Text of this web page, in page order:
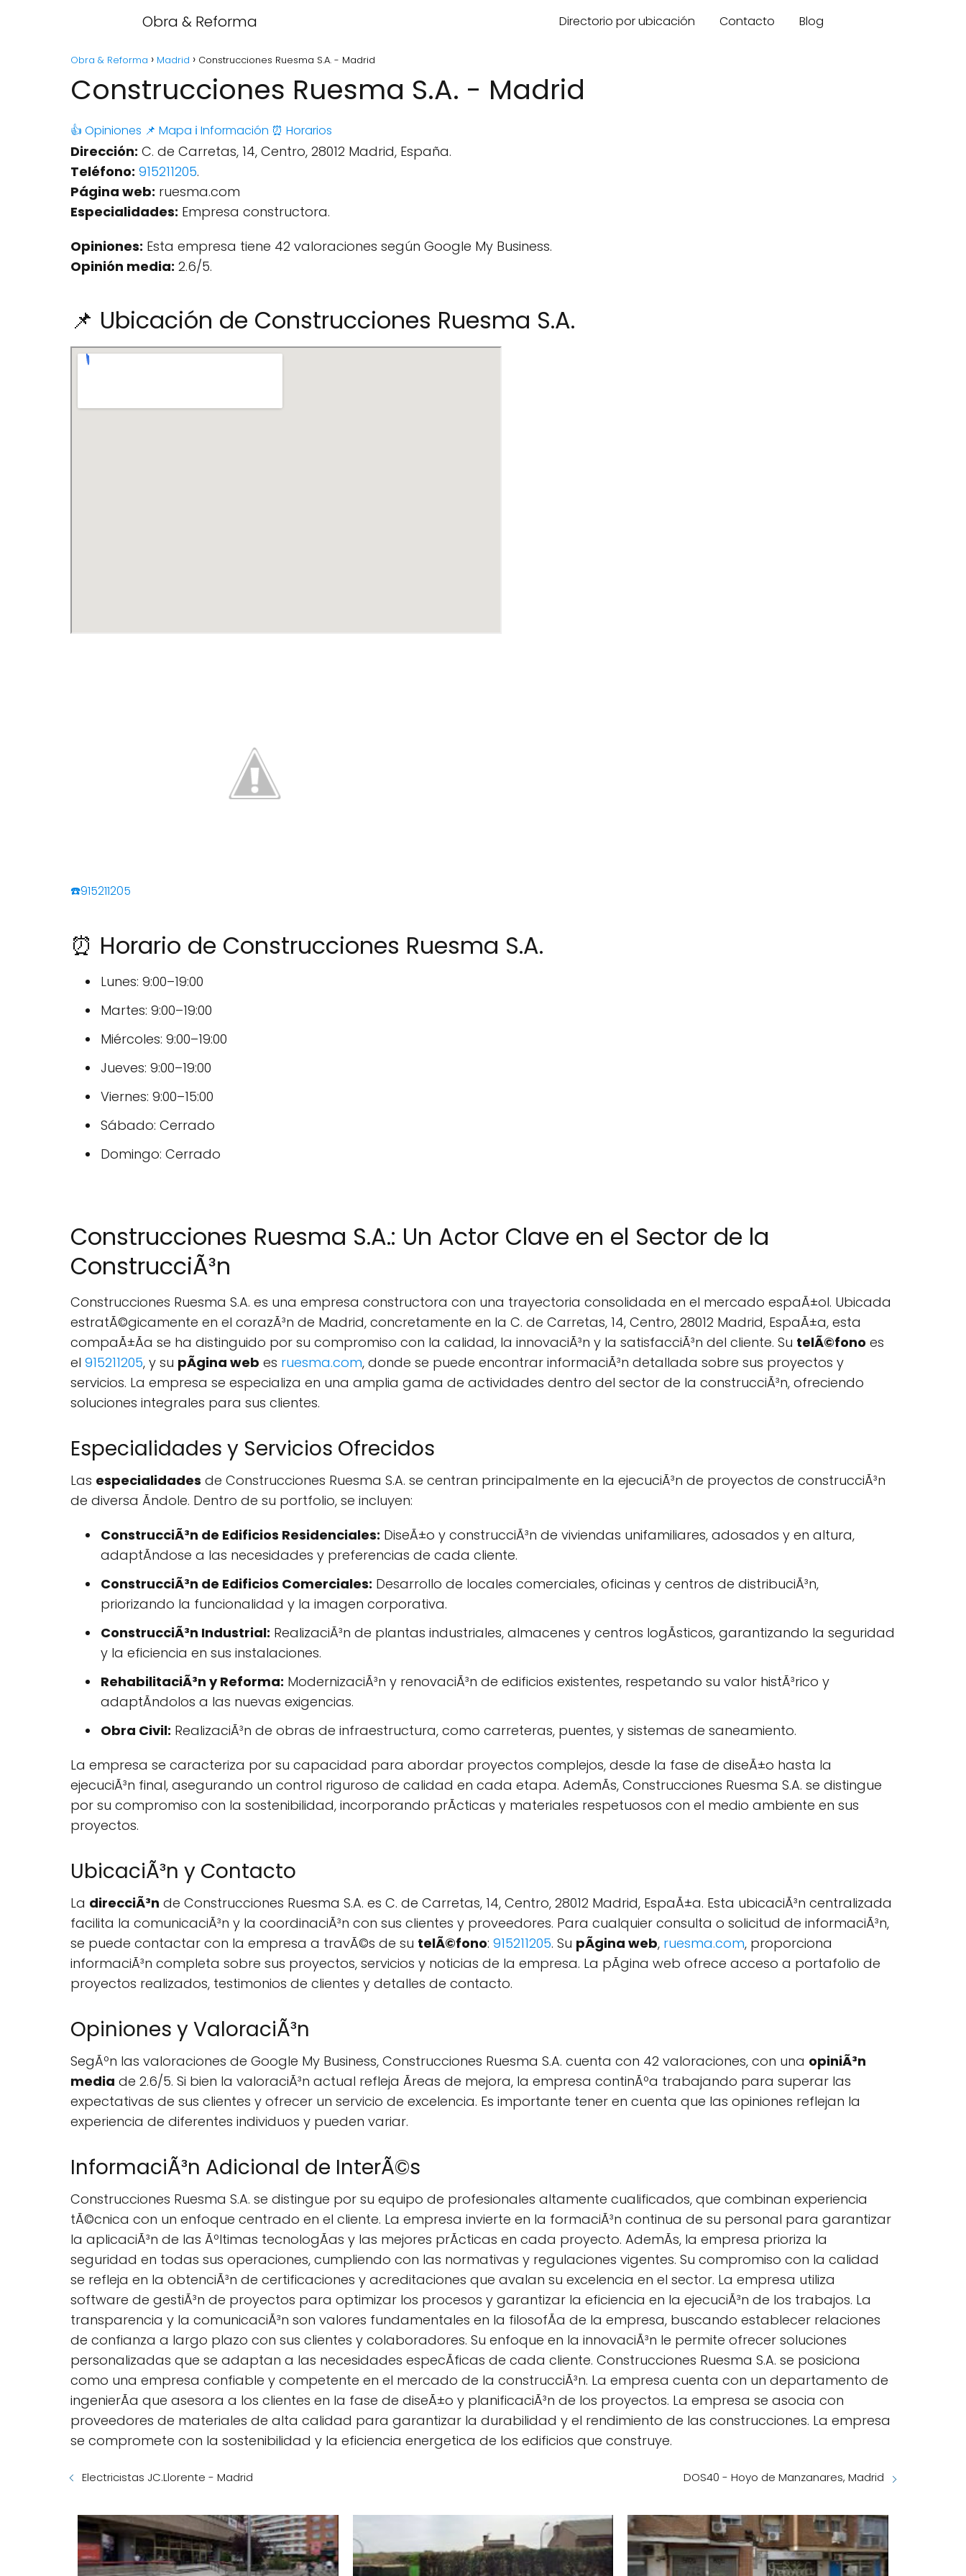
Obra & Reforma Directorio por ubicación Contacto Blog
Obra & Reforma Madrid Construcciones Ruesma S.A. - Madrid
Construcciones Ruesma S.A. - Madrid
👍 Opiniones 📌 Mapa ℹ️ Información ⏰ Horarios
Dirección: C. de Carretas, 14, Centro, 28012 Madrid, España.
Teléfono: 915211205.
Página web: ruesma.com
Especialidades: Empresa constructora.
Opiniones: Esta empresa tiene 42 valoraciones según Google My Business.
Opinión media: 2.6/5.
📌 Ubicación de Construcciones Ruesma S.A.
☎️915211205
⏰ Horario de Construcciones Ruesma S.A.
Lunes: 9:00–19:00
Martes: 9:00–19:00
Miércoles: 9:00–19:00
Jueves: 9:00–19:00
Viernes: 9:00–15:00
Sábado: Cerrado
Domingo: Cerrado
Construcciones Ruesma S.A.: Un Actor Clave en el Sector de la
ConstrucciÃ³n
Construcciones Ruesma S.A. es una empresa constructora con una trayectoria consolidada en el mercado espaÃ±ol. Ubicada
estratÃ©gicamente en el corazÃ³n de Madrid, concretamente en la C. de Carretas, 14, Centro, 28012 Madrid, EspaÃ±a, esta
compaÃ±Ã­a se ha distinguido por su compromiso con la calidad, la innovaciÃ³n y la satisfacciÃ³n del cliente. Su telÃ©fono es
el 915211205, y su pÃgina web es ruesma.com, donde se puede encontrar informaciÃ³n detallada sobre sus proyectos y
servicios. La empresa se especializa en una amplia gama de actividades dentro del sector de la construcciÃ³n, ofreciendo
soluciones integrales para sus clientes.
Especialidades y Servicios Ofrecidos
Las especialidades de Construcciones Ruesma S.A. se centran principalmente en la ejecuciÃ³n de proyectos de construcciÃ³n
de diversa Ã­ndole. Dentro de su portfolio, se incluyen:
ConstrucciÃ³n de Edificios Residenciales: DiseÃ±o y construcciÃ³n de viviendas unifamiliares, adosados y en altura,
adaptÃndose a las necesidades y preferencias de cada cliente.
ConstrucciÃ³n de Edificios Comerciales: Desarrollo de locales comerciales, oficinas y centros de distribuciÃ³n,
priorizando la funcionalidad y la imagen corporativa.
ConstrucciÃ³n Industrial: RealizaciÃ³n de plantas industriales, almacenes y centros logÃ­sticos, garantizando la seguridad
y la eficiencia en sus instalaciones.
RehabilitaciÃ³n y Reforma: ModernizaciÃ³n y renovaciÃ³n de edificios existentes, respetando su valor histÃ³rico y
adaptÃndolos a las nuevas exigencias.
Obra Civil: RealizaciÃ³n de obras de infraestructura, como carreteras, puentes, y sistemas de saneamiento.
La empresa se caracteriza por su capacidad para abordar proyectos complejos, desde la fase de diseÃ±o hasta la
ejecuciÃ³n final, asegurando un control riguroso de calidad en cada etapa. AdemÃs, Construcciones Ruesma S.A. se distingue
por su compromiso con la sostenibilidad, incorporando prÃcticas y materiales respetuosos con el medio ambiente en sus
proyectos.
UbicaciÃ³n y Contacto
La direcciÃ³n de Construcciones Ruesma S.A. es C. de Carretas, 14, Centro, 28012 Madrid, EspaÃ±a. Esta ubicaciÃ³n centralizada
facilita la comunicaciÃ³n y la coordinaciÃ³n con sus clientes y proveedores. Para cualquier consulta o solicitud de informaciÃ³n,
se puede contactar con la empresa a travÃ©s de su telÃ©fono: 915211205. Su pÃgina web, ruesma.com, proporciona
informaciÃ³n completa sobre sus proyectos, servicios y noticias de la empresa. La pÃgina web ofrece acceso a portafolio de
proyectos realizados, testimonios de clientes y detalles de contacto.
Opiniones y ValoraciÃ³n
SegÃºn las valoraciones de Google My Business, Construcciones Ruesma S.A. cuenta con 42 valoraciones, con una opiniÃ³n
media de 2.6/5. Si bien la valoraciÃ³n actual refleja Ãreas de mejora, la empresa continÃºa trabajando para superar las
expectativas de sus clientes y ofrecer un servicio de excelencia. Es importante tener en cuenta que las opiniones reflejan la
experiencia de diferentes individuos y pueden variar.
InformaciÃ³n Adicional de InterÃ©s
Construcciones Ruesma S.A. se distingue por su equipo de profesionales altamente cualificados, que combinan experiencia
tÃ©cnica con un enfoque centrado en el cliente. La empresa invierte en la formaciÃ³n continua de su personal para garantizar
la aplicaciÃ³n de las Ãºltimas tecnologÃ­as y las mejores prÃcticas en cada proyecto. AdemÃs, la empresa prioriza la
seguridad en todas sus operaciones, cumpliendo con las normativas y regulaciones vigentes. Su compromiso con la calidad
se refleja en la obtenciÃ³n de certificaciones y acreditaciones que avalan su excelencia en el sector. La empresa utiliza
software de gestiÃ³n de proyectos para optimizar los procesos y garantizar la eficiencia en la ejecuciÃ³n de los trabajos. La
transparencia y la comunicaciÃ³n son valores fundamentales en la filosofÃ­a de la empresa, buscando establecer relaciones
de confianza a largo plazo con sus clientes y colaboradores. Su enfoque en la innovaciÃ³n le permite ofrecer soluciones
personalizadas que se adaptan a las necesidades especÃ­ficas de cada cliente. Construcciones Ruesma S.A. se posiciona
como una empresa confiable y competente en el mercado de la construcciÃ³n. La empresa cuenta con un departamento de
ingenierÃ­a que asesora a los clientes en la fase de diseÃ±o y planificaciÃ³n de los proyectos. La empresa se asocia con
proveedores de materiales de alta calidad para garantizar la durabilidad y el rendimiento de las construcciones. La empresa
se compromete con la sostenibilidad y la eficiencia energetica de los edificios que construye.
Electricistas JC.Llorente - Madrid DOS40 - Hoyo de Manzanares, Madrid